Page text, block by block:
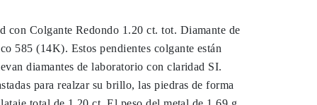
con Colgante Redondo 1.20 ct. tot. Diamante de
585 (14K). Estos pendientes colgante están
diamantes de laboratorio con claridad SI.
para realzar su brillo, las piedras de forma